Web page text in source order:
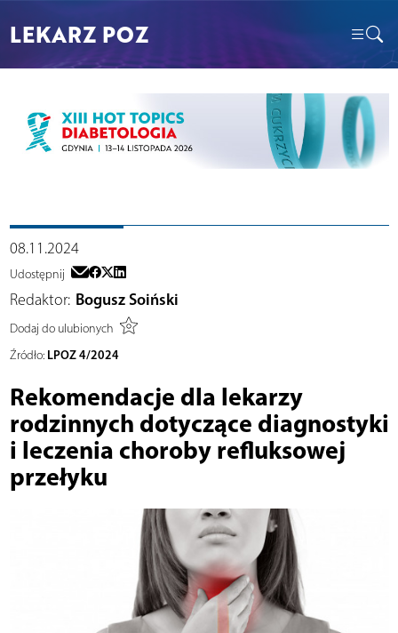
LEKARZ POZ
08.11.2024
Udostępnij
Redaktor: Bogusz Soiński
Dodaj do ulubionych
Źródło: LPOZ 4/2024
Rekomendacje dla lekarzy
rodzinnych dotyczące diagnostyki
i leczenia choroby refluksowej
przełyku